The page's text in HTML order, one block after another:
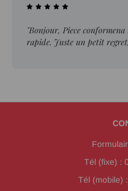
"Bonjour, Piece
rapide. Juste un petit
Tél (fixe) :
Tél (mobile)